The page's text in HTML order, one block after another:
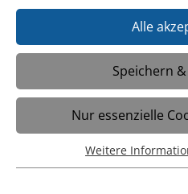
Geschichte
Gründung und
Alle
Speichern
Nur essenzielle
Essenziell
Essenzielle Cookies werden
Weitere